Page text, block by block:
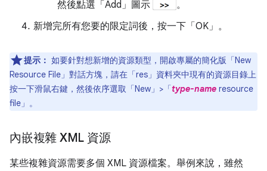
然後點選「Add」 圖示
。
新增完所有您要的限定詞後，按一下「OK」 。
提示： 如要針對想新增的資源類型，開啟專屬的簡化版「New
Resource File」 對話方塊，請在「res」 資料夾中現有的資源目錄上
按一下滑鼠右鍵，然後依序選取「New」>「type-name resource
file」 。
內嵌複雜 XML 資源
某些複雜資源需要多個 XML 資源檔案。舉例來說，雖然